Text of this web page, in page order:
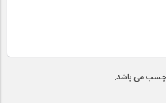
می باشد.